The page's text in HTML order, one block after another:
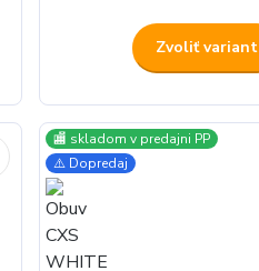
Zvoliť variant
🏬 skladom v predajni PP
⚠️ Dopredaj